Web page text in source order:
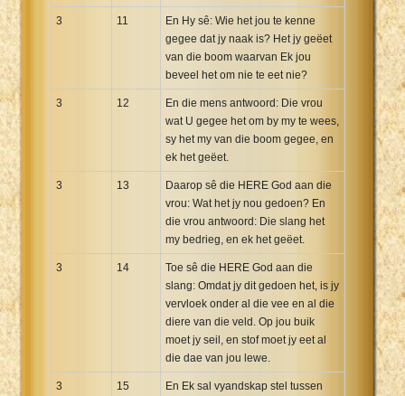
3 11
En Hy sê: Wie het jou te kenne
gegee dat jy naak is? Het jy geëet
van die boom waarvan Ek jou
beveel het om nie te eet nie?
3 12
En die mens antwoord: Die vrou
wat U gegee het om by my te wees,
sy het my van die boom gegee, en
ek het geëet.
3 13
Daarop sê die HERE God aan die
vrou: Wat het jy nou gedoen? En
die vrou antwoord: Die slang het
my bedrieg, en ek het geëet.
3 14
Toe sê die HERE God aan die
slang: Omdat jy dit gedoen het, is jy
vervloek onder al die vee en al die
diere van die veld. Op jou buik
moet jy seil, en stof moet jy eet al
die dae van jou lewe.
3 15
En Ek sal vyandskap stel tussen